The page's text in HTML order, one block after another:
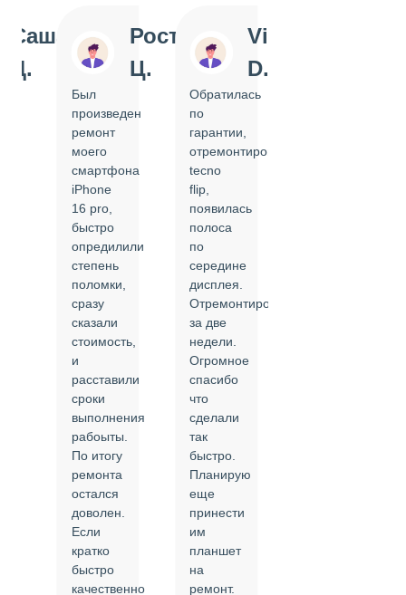
Саша
Д.
Ростислав
Ц.
Был
произведен
ремонт
моего
смартфона
iPhone
16 pro,
быстро
опредилили
степень
поломки,
сразу
сказали
стоимость,
и
расставили
сроки
выполнения
рабоыты.
По итогу
ремонта
остался
доволен.
Если
кратко
быстро
качественно
Vi
D.
Обратилась
по
гарантии,
отремонтировать
tecno
flip,
появилась
полоса
по
середине
дисплея.
Отремонтировали
за две
недели.
Огромное
спасибо
что
сделали
так
быстро.
Планирую
еще
принести
им
планшет
на
ремонт.